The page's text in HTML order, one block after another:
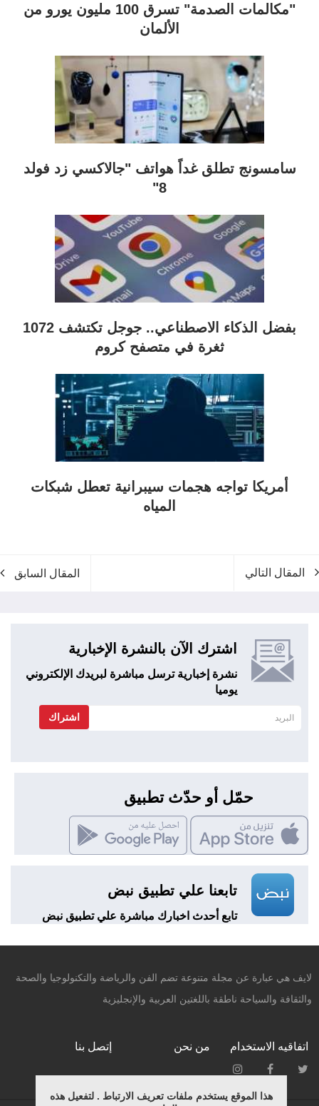
"مكالمات الصدمة" تسرق 100 مليون يورو من
الألمان
سامسونج تطلق غداً هواتف "جالاكسي زد فولد
8"
بفضل الذكاء الاصطناعي.. جوجل تكتشف 1072
ثغرة في متصفح كروم
أمريكا تواجه هجمات سيبرانية تعطل شبكات
المياه
المقال التالي المقال السابق
اشترك الآن بالنشرة الإخبارية
نشرة إخبارية ترسل مباشرة لبريدك الإلكتروني
يوميا
اشتراك
حمّل أو حدّث تطبيق
تابعنا علي تطبيق نبض
تابع أحدث اخبارك مباشرة علي تطبيق نبض
هذا الموقع يستخدم ملفات تعريف الارتباط . لتفعيل هذه
لايف هي عبارة عن مجلة متنوعة تضم الفن والرياضة والتكنولوجيا والصحة
والثقافة والسياحة ناطقة باللغتين العربية والإنجليزية
اتفاقيه الاستخدام من نحن إتصل بنا